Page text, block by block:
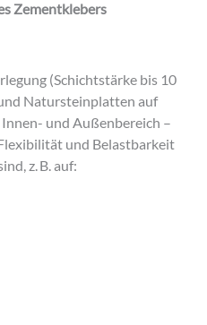
Zementklebers
(Schichtstärke bis 10
Natursteinplatten auf
und Außenbereich –
und Belastbarkeit
z. B. auf: